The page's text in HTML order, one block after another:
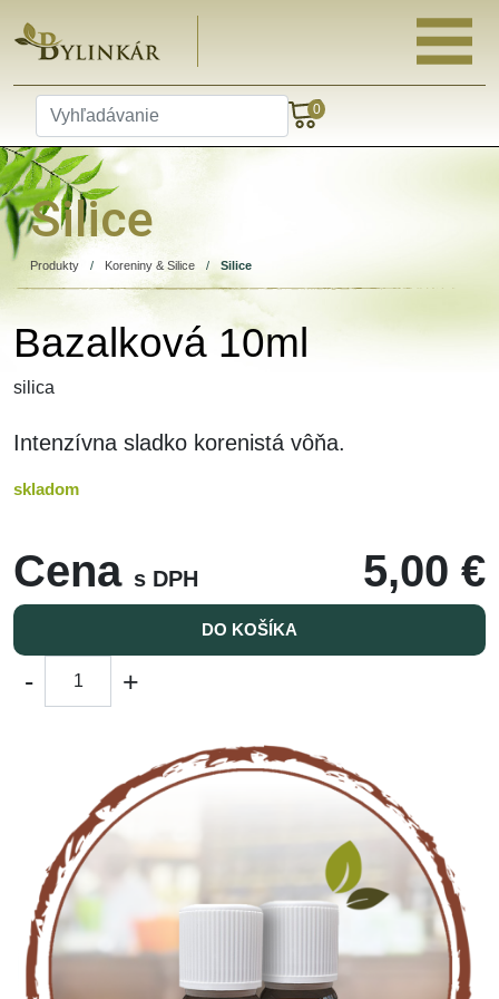
0
Silice
Produkty / Koreniny & Silice / Silice
Bazalková 10ml
silica
Intenzívna sladko korenistá vôňa.
skladom
Cena s DPH 5,00 €
DO KOŠÍKA
- +